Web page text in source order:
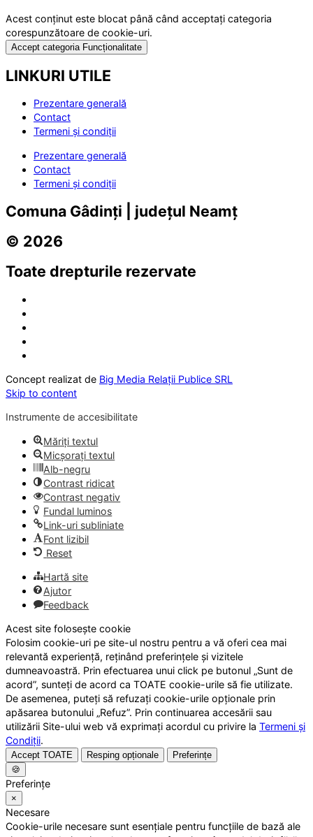
Acest conținut este blocat până când acceptați categoria
corespunzătoare de cookie-uri.
Accept categoria Funcționalitate
LINKURI UTILE
Prezentare generală
Contact
Termeni și condiții
Prezentare generală
Contact
Termeni și condiții
Comuna Gâdinți | județul Neamț
© 2026
Toate drepturile rezervate
Concept realizat de Big Media Relații Publice SRL
Skip to content
Instrumente de accesibilitate
Măriți textul
Micșorați textul
Alb-negru
Contrast ridicat
Contrast negativ
Fundal luminos
Link-uri subliniate
Font lizibil
Reset
Hartă site
Ajutor
Feedback
Acest site folosește cookie
Folosim cookie-uri pe site-ul nostru pentru a vă oferi cea mai
relevantă experiență, reținând preferințele și vizitele
dumneavoastră. Prin efectuarea unui click pe butonul „Sunt de
acord”, sunteți de acord ca TOATE cookie-urile să fie utilizate.
De asemenea, puteți să refuzați cookie-urile opționale prin
apăsarea butonului „Refuz”. Prin continuarea accesării sau
utilizării Site-ului web vă exprimați acordul cu privire la Termeni și
Condiții.
Accept TOATE Resping opționale
Preferințe
🍪
Preferințe
×
Necesare
Cookie-urile necesare sunt esențiale pentru funcțiile de bază ale